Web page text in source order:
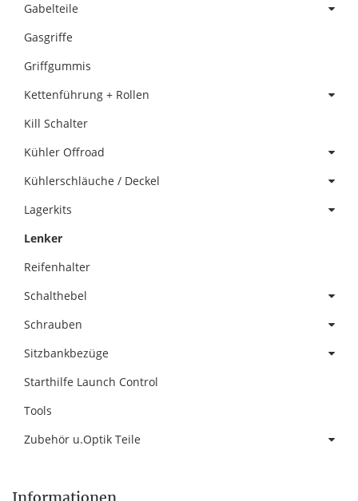
Gabelteile
Gasgriffe
Griffgummis
Kettenführung + Rollen
Kill Schalter
Kühler Offroad
Kühlerschläuche / Deckel
Lagerkits
Lenker
Reifenhalter
Schalthebel
Schrauben
Sitzbankbezüge
Starthilfe Launch Control
Tools
Zubehör u.Optik Teile